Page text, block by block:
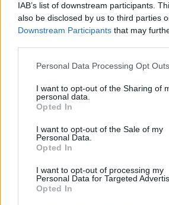
IAB’s list of downstream participants.
also be disclosed by us to third parties
Downstream Participants that may
Personal Data Processing Opt Outs
I want to opt-out of the Sharing of
personal data.
Opted In
I want to opt-out of the Sale of my
Personal Data.
Opted In
I want to opt-out of processing my
Personal Data for Targeted
Opted In
AnnaBoleyn
56 lat temu
Wyszukiwarka
Polecamy
psychologiczne Testy z lektur Quizy dla dzieci Quizy